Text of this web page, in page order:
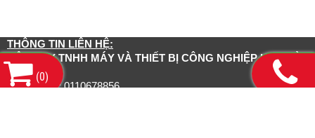
THÔNG TIN LIÊN HỆ:
CÔNG TY TNHH MÁY VÀ THIẾT BỊ CÔNG NGHIỆP HDH HÀ
NỘI
Mã số thuế: 0110678856
(0)